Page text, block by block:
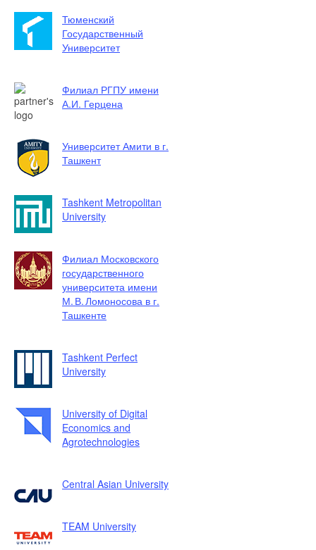
Тюменский
Государственный
Университет
Филиал РГПУ имени
А.И. Герцена
Университет Амити в г.
Ташкент
Tashkent Metropolitan
University
Филиал Московского
государственного
университета имени
М. В. Ломоносова в г.
Ташкенте
Tashkent Perfect
University
University of Digital
Economics and
Agrotechnologies
Central Asian University
TEAM University